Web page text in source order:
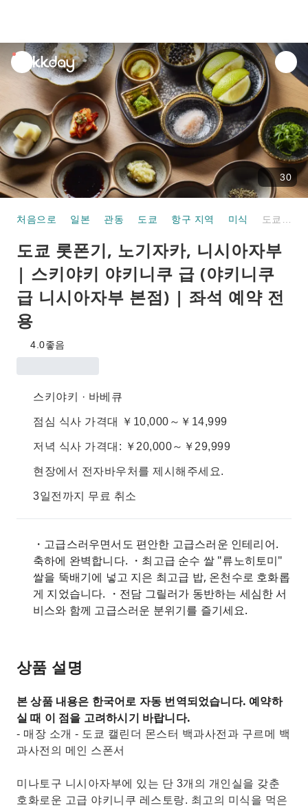
unread
notifications
30
처음으로 일본 관동 도쿄 항구 지역 미식
도쿄 롯폰기, 노기자카, 니시아자부
| 스키야키 야키니쿠 급 (야키니쿠
급 니시아자부 본점) | 좌석 예약 전
용
4.0좋음
스키야키 · 바베큐
점심 식사 가격대 ￥10,000～￥14,999
저녁 식사 가격대: ￥20,000～￥29,999
현장에서 전자바우처를 제시해주세요.
3일전까지 무료 취소
・고급스러우면서도 편안한 고급스러운 인테리어.
축하에 완벽합니다. ・최고급 순수 쌀 "류노히토미"
쌀을 뚝배기에 넣고 지은 최고급 밥, 온천수로 호화롭
게 지었습니다. ・전담 그릴러가 동반하는 세심한 서
비스와 함께 고급스러운 분위기를 즐기세요.
상품 설명
본 상품 내용은 한국어로 자동 번역되었습니다. 예약하
실 때 이 점을 고려하시기 바랍니다.
- 매장 소개 - 도쿄 캘린더 몬스터 백과사전과 구르메 백
과사전의 메인 스폰서
미나토구 니시아자부에 있는 단 3개의 개인실을 갖춘
호화로운 고급 야키니쿠 레스토랑. 최고의 미식을 먹은